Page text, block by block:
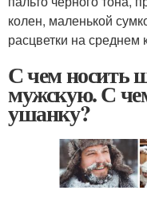
колен, маленькой
расцветки на среднем
С чем носить
мужскую. С
ушанку?